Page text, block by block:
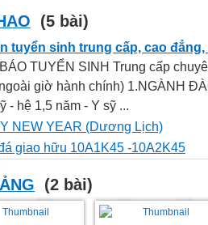
(5 bài)
tuyển sinh trung cấp, cao đẳng,
TUYỂN SINH Trung cấp
giờ hành chính) 1.NGÀNH
- hệ 1,5 năm - Y sỹ ...
NEW YEAR (Dương Lịch)
giao hữu 10A1K45 -10A2K45
(2 bài)